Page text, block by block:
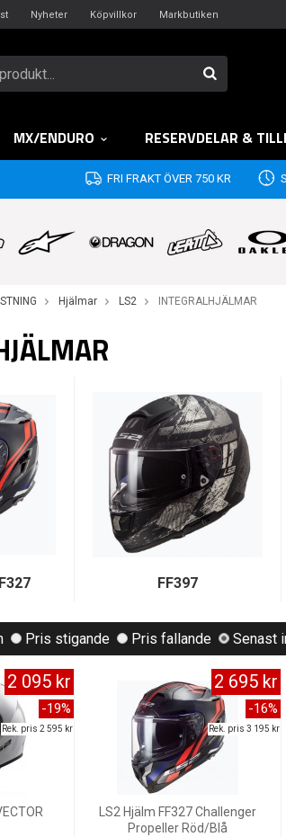
Nyheter Köpvillkor Markbutiken
MX/ENDURO RESERVDELAR &
FRI FRAKT ÖVER 750 KR
Hjälmar LS2 INTEGRALHJÄLMAR
FF397
Pris stigande Pris fallande Senast
2 095 kr
-19%
Rek. pris 2 595 kr
LS2 Hjälm FF327 Challenger
Propeller Röd/Blå
2 695 kr
-16%
Rek. pris 3 195 kr